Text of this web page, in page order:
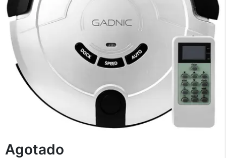
Agotado
Medios de Pago